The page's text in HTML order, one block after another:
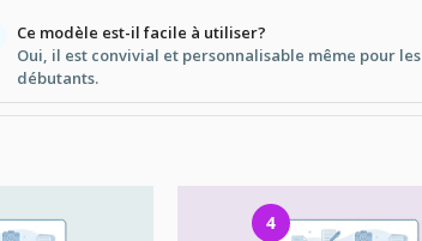
Ce modèle est-il facile à utiliser?
Oui, il est convivial et personnalisable même pour les
débutants.
4